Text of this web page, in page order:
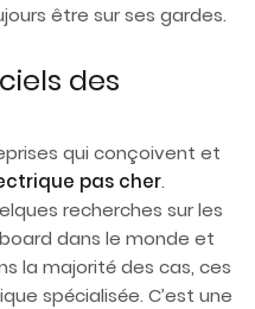
être sur ses gardes.
des
qui conçoivent et
pas cher.
recherches sur les
dans le monde et
la majorité des cas, ces
spécialisée. C’est une